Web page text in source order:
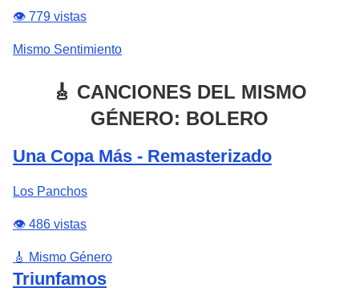
👁️ 779 vistas
Mismo Sentimiento
🎸 CANCIONES DEL MISMO
GÉNERO: BOLERO
Una Copa Más - Remasterizado
Los Panchos
👁️ 486 vistas
🎸 Mismo Género
Triunfamos